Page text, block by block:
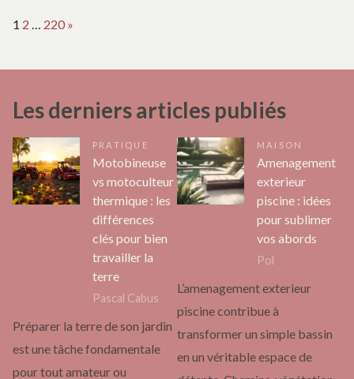
Page:
1 2 … 220 Next
»
Les derniers articles publiés
PRATIQUE
Motobineuse
vs motoculteur
thermique : les
différences
clés pour bien
travailler la
terre
Pascal Cabus
Préparer la terre de son jardin
est une tâche fondamentale
pour tout amateur ou
MAISON
Amenagement
exterieur
piscine : idées
pour sublimer
vos abords
Pol
L’amenagement exterieur
piscine contribue à
transformer un simple bassin
en un véritable espace de